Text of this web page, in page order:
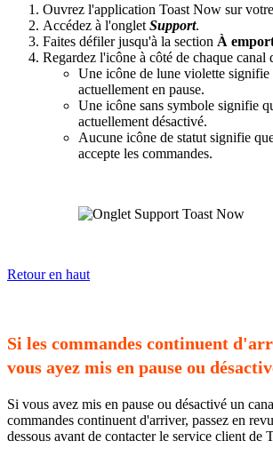
Ouvrez l'application Toast Now sur
Accédez à l'onglet Support.
Faites défiler jusqu'à la section À
Regardez l'icône à côté de chaque canal
Une icône de lune violette signifie
actuellement en pause.
Une icône sans symbole signifie
actuellement désactivé.
Aucune icône de statut signifie
accepte les commandes.
Retour en haut
Si les commandes continuent
vous ayez mis en pause ou
Si vous avez mis en pause ou désactivé un
commandes continuent d'arriver, passez en
dessous avant de contacter le service client de